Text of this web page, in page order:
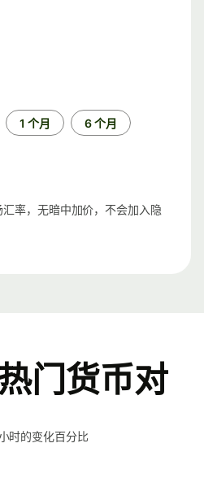
1 个月 6 个月
率，无暗中加价，不会加入隐
门货币对
时的变化百分比